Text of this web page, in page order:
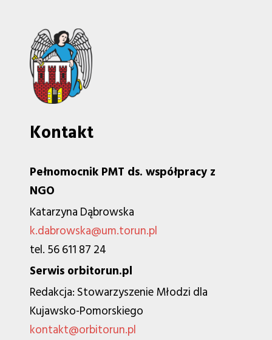
Kontakt
Pełnomocnik PMT ds. współpracy z
NGO
Katarzyna Dąbrowska
k.dabrowska@um.torun.pl
tel. 56 611 87 24
Serwis orbitorun.pl
Redakcja: Stowarzyszenie Młodzi dla
Kujawsko-Pomorskiego
kontakt@orbitorun.pl